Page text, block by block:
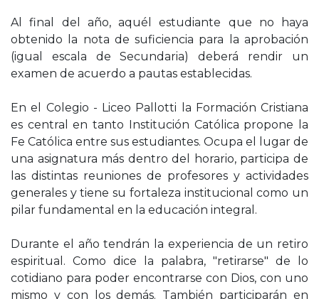
Al final del año, aquél estudiante que no haya
obtenido la nota de suficiencia para la aprobación
(igual escala de Secundaria) deberá rendir un
examen de acuerdo a pautas establecidas.
En el Colegio - Liceo Pallotti la Formación Cristiana
es central en tanto Institución Católica propone la
Fe Católica entre sus estudiantes. Ocupa el lugar de
una asignatura más dentro del horario, participa de
las distintas reuniones de profesores y actividades
generales y tiene su fortaleza institucional como un
pilar fundamental en la educación integral.
Durante el año tendrán la experiencia de un retiro
espiritual. Como dice la palabra, "retirarse" de lo
cotidiano para poder encontrarse con Dios, con uno
mismo y con los demás. También participarán en